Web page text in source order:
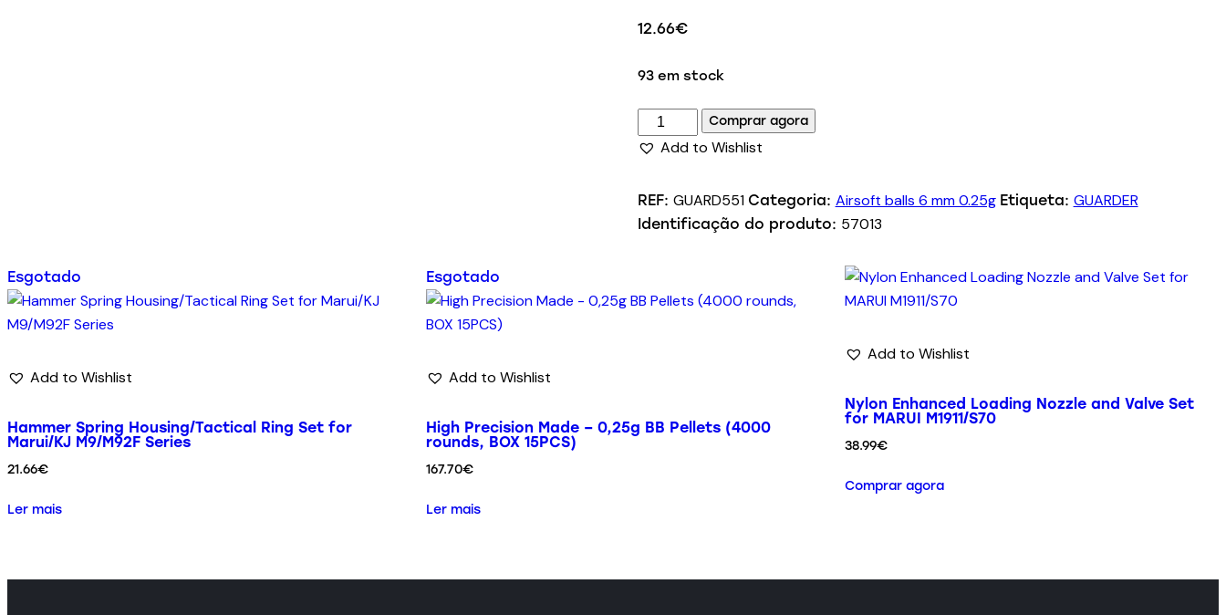
12.66€
93 em stock
Comprar agora
Add to Wishlist
REF: GUARD551 Categoria: Airsoft balls 6 mm 0.25g Etiqueta: GUARDER
Identificação do produto: 57013
Esgotado
Add to Wishlist
Hammer Spring Housing/Tactical Ring Set for
Marui/KJ M9/M92F Series
21.66€
Ler mais
Esgotado
Add to Wishlist
High Precision Made – 0,25g BB Pellets (4000
rounds, BOX 15PCS)
167.70€
Ler mais
Add to Wishlist
Nylon Enhanced Loading Nozzle and Valve Set
for MARUI M1911/S70
38.99€
Comprar agora